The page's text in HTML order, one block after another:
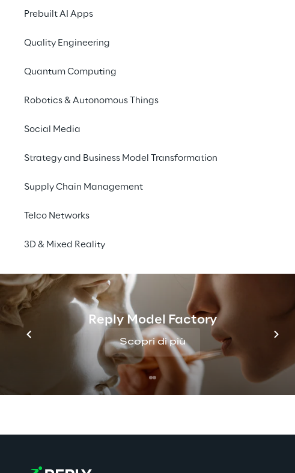
Prebuilt AI Apps
Quality Engineering
Quantum Computing
Robotics & Autonomous Things
Social Media
Strategy and Business Model Transformation
Supply Chain Management
Telco Networks
3D & Mixed Reality
Reply Model Factory
Scopri di più
Grazie a un vasto
disposizione un numero
creativo, mentre
lottando per raggiunge la
l’ambiente circostante
Per acquistare Soulstice,
lineup completa di Modus
https://modus.games/
Modus Games è uno dei publisher di videogiochi
servizi di publishing AAA ai più talentuosi
Informazioni su Reply Game Studios
Reply Game Studios è lo studio di sviluppo del
titoli AA di qualità, con un gameplay profondo e